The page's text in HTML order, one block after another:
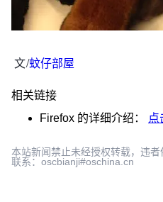
文/蚊仔部屋
相关链接
Firefox 的详细介绍： 点
本站新闻禁止未经授权转载，违
联系：oscbianji#oschina.cn